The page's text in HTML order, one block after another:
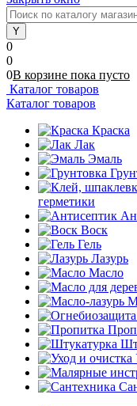
0
0
0В корзине пока пусто
Каталог товаров
Каталог товаров
Краска
Лак
Эмаль
герметики
Воск
Гель
Лазурь
Масло